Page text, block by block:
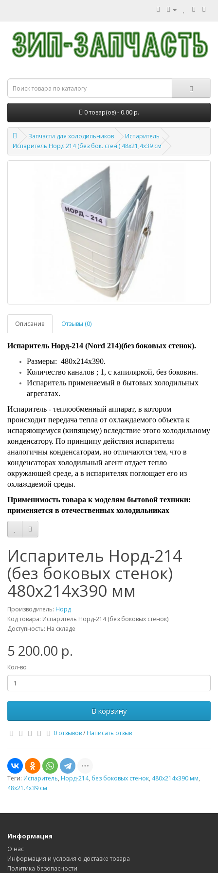
0 товар(ов) - 0.00 р.
Запчасти для холодильников
Испаритель
Испаритель Норд 214 (без бок. стен.) 48х21,4х39 см
Описание Отзывы (0)
Испаритель Норд-214 (Nord 214)(без боковых стенок).
Размеры: 480х214х390.
Количество каналов ; 1, с капиляркой, без боковин.
Испаритель применяемый в бытовых холодильных
агрегатах.
Испаритель - теплообменный аппарат, в котором
происходит передача тепла от охлаждаемого объекта к
испаряющемуся (кипящему) вследствие этого холодильному
конденсатору. По принципу действия испарители
аналогичны конденсаторам, но отличаются тем, что в
конденсаторах холодильный агент отдает тепло
окружающей среде, а в испарителях поглощает его из
охлаждаемой среды.
Применимость товара к моделям бытовой техники:
применяется в отечественных холодильниках
Испаритель Норд-214
(без боковых стенок)
480х214х390 мм
Производитель: Норд
Код товара: Испаритель Норд-214 (без боковых стенок)
Доступность: На складе
5 200.00 р.
Кол-во
В корзину
0 отзывов/ Написать отзыв
Теги: Испаритель, Норд-214, без боковых стенок, 480х214х390 мм,
48х21.4х39 см
Информация
О нас
Информация и условия о доставке товара
Политика безопасности